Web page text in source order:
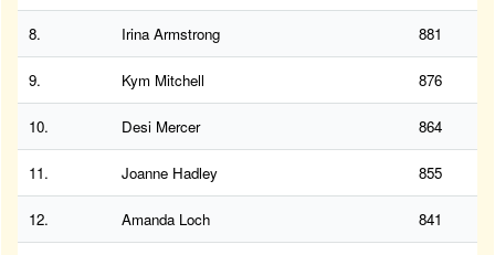
8. Irina Armstrong 881
9. Kym Mitchell 876
10. Desi Mercer 864
11. Joanne Hadley 855
12. Amanda Loch 841